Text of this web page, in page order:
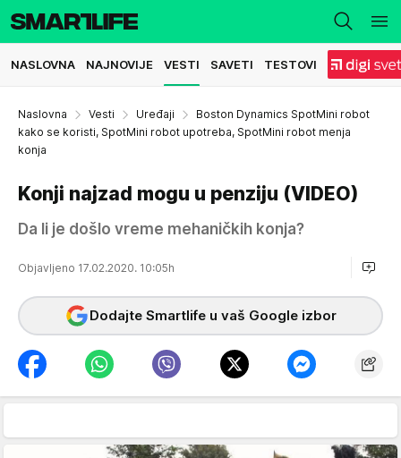
NASLOVNA NAJNOVIJE VESTI SAVETI TESTOVI
Naslovna Vesti Uređaji
Boston Dynamics SpotMini robot
kako se koristi, SpotMini robot upotreba, SpotMini robot menja
konja
Konji najzad mogu u penziju (VIDEO)
Da li je došlo vreme mehaničkih konja?
Objavljeno 17.02.2020. 10:05h
Dodajte Smartlife u vaš Google izbor